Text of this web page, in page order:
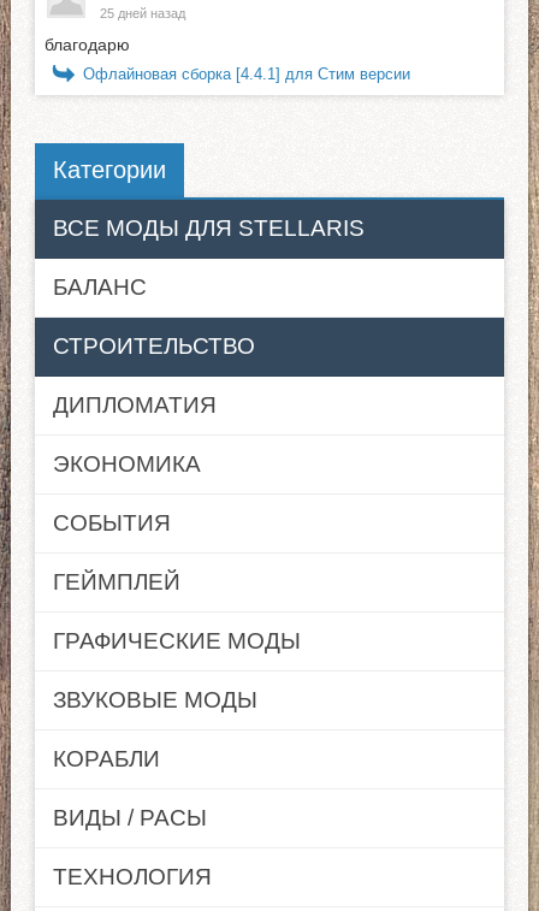
25 дней назад
благодарю
Офлайновая сборка [4.4.1] для Стим версии
Категории
ВСЕ МОДЫ ДЛЯ STELLARIS
БАЛАНС
СТРОИТЕЛЬСТВО
ДИПЛОМАТИЯ
ЭКОНОМИКА
СОБЫТИЯ
ГЕЙМПЛЕЙ
ГРАФИЧЕСКИЕ МОДЫ
ЗВУКОВЫЕ МОДЫ
КОРАБЛИ
ВИДЫ / РАСЫ
ТЕХНОЛОГИЯ